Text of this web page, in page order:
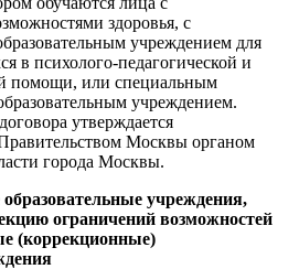
здоровья, с
учреждением для
в психолого-педагогической и
помощи, или специальным
учреждением.
утверждается
Москвы органом
города Москвы.
учреждения,
ограничений возможностей
(коррекционные)